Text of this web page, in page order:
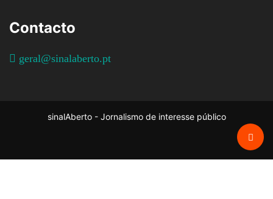
Contacto
geral@sinalaberto.pt
sinalAberto - Jornalismo de interesse público